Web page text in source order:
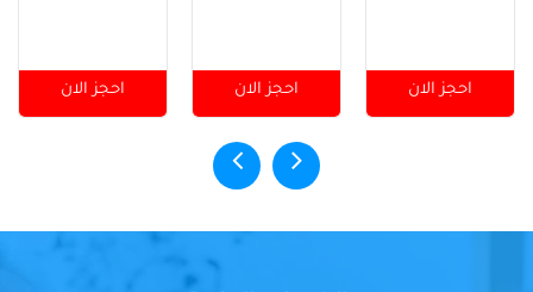
احجز الان احجز الان احجز الان